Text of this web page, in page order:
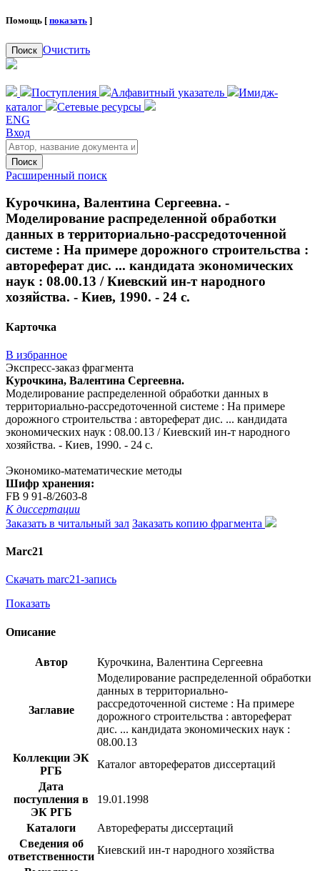
Помощь [ показать ]
Поиск Очистить
Поступления Алфавитный указатель
Имидж-
каталог
Сетевые ресурсы
ENG
Вход
Поиск
Расширенный поиск
Курочкина, Валентина Сергеевна. -
Моделирование распределенной обработки
данных в территориально-рассредоточенной
системе : На примере дорожного строительства :
автореферат дис. ... кандидата экономических
наук : 08.00.13 / Киевский ин-т народного
хозяйства. - Киев, 1990. - 24 с.
Карточка
В избранное
Экспресс-заказ фрагмента
Курочкина, Валентина Сергеевна.
Моделирование распределенной обработки данных в
территориально-рассредоточенной системе : На примере
дорожного строительства : автореферат дис. ... кандидата
экономических наук : 08.00.13 / Киевский ин-т народного
хозяйства. - Киев, 1990. - 24 с.
Экономико-математические методы
Шифр хранения:
FB 9 91-8/2603-8
К диссертации
Заказать в читальный зал Заказать копию фрагмента
Marc21
Скачать marc21-запись
Показать
Описание
Автор Курочкина, Валентина Сергеевна
Заглавие
Моделирование распределенной обработки
данных в территориально-
рассредоточенной системе : На примере
дорожного строительства : автореферат
дис. ... кандидата экономических наук :
08.00.13
Коллекции ЭК
РГБ
Каталог авторефератов диссертаций
Дата
поступления в
ЭК РГБ
19.01.1998
Каталоги
Авторефераты диссертаций
Сведения об
ответственности
Киевский ин-т народного хозяйства